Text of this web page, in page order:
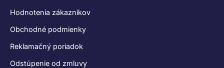
Hodnotenia zákazníkov
Obchodné podmienky
Reklamačný poriadok
Odstúpenie od zmluvy